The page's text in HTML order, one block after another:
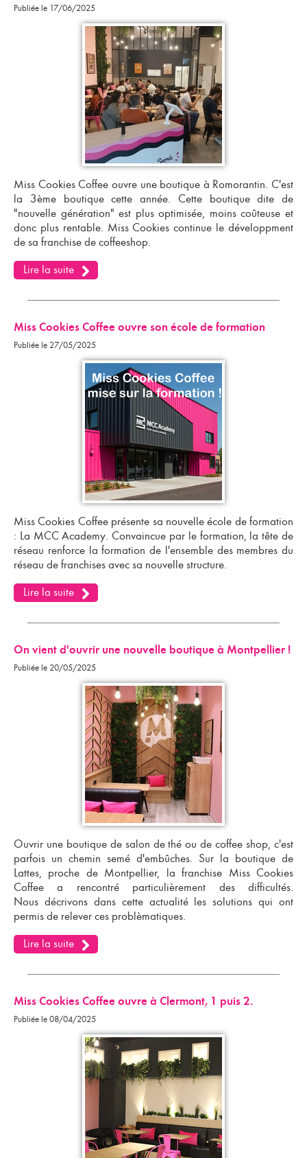
Publiée le 17/06/2025
Miss Cookies Coffee ouvre une boutique à Romorantin. C'est
la 3ème boutique cette année. Cette boutique dite de
"nouvelle génération" est plus optimisée, moins coûteuse et
donc plus rentable. Miss Cookies continue le développment
de sa franchise de coffeeshop.
Lire la suite
Miss Cookies Coffee ouvre son école de formation
Publiée le 27/05/2025
Miss Cookies Coffee présente sa nouvelleécole de formation
: La MCC Academy. Convaincue par le formation, la tête de
réseau renforce la formation de l'ensemble des membres du
réseau de franchises avec sa nouvelle structure.
Lire la suite
On vient d'ouvrir une nouvelle boutique à Montpellier !
Publiée le 20/05/2025
Ouvrir une boutique de salon de thé ou de coffee shop, c'est
parfois un chemin semé d'embûches. Sur la boutique de
Lattes, proche de Montpellier, la franchise Miss Cookies
Coffee a rencontré particulièrement des difficultés.
Nous décrivons dans cette actualité les solutions qui ont
permis de relever ces problèmatiques.
Lire la suite
Miss Cookies Coffee ouvre à Clermont, 1 puis 2.
Publiée le 08/04/2025